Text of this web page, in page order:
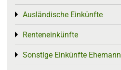
Ausländische Einkünfte
Toggle menu
Renteneinkünfte
Toggle menu
Sonstige Einkünfte Ehemann
Toggle menu